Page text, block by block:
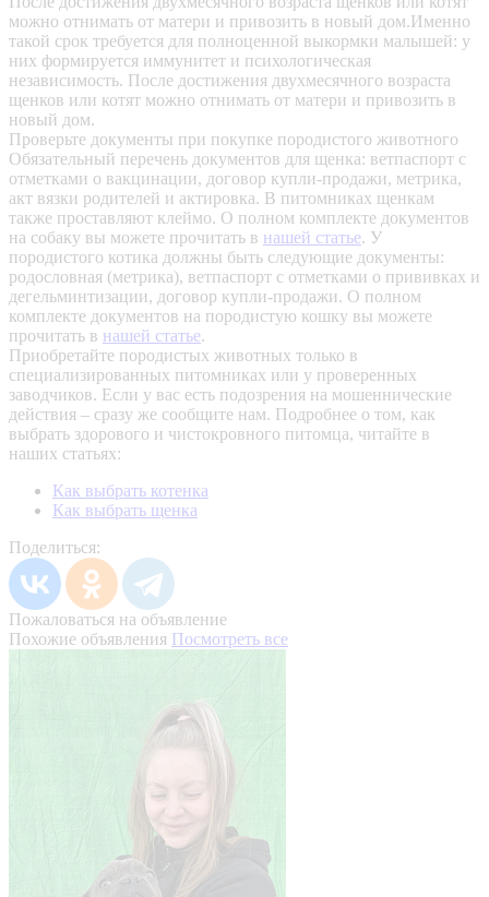
можно отнимать от матери и привозить в новый дом.Именно
такой срок требуется для полноценной выкормки малышей: у
них формируется иммунитет и психологическая
независимость. После достижения двухмесячного возраста
щенков или котят можно отнимать от матери и привозить в
новый дом.
Проверьте документы при покупке породистого животного
Обязательный перечень документов для щенка: ветпаспорт с
отметками о вакцинации, договор купли-продажи, метрика,
акт вязки родителей и актировка. В питомниках щенкам
также проставляют клеймо. О полном комплекте документов
на собаку вы можете прочитать в нашей статье. У
породистого котика должны быть следующие документы:
родословная (метрика), ветпаспорт с отметками о прививках и
дегельминтизации, договор купли-продажи. О полном
комплекте документов на породистую кошку вы можете
прочитать в нашей статье.
Приобретайте породистых животных только в
специализированных питомниках или у проверенных
заводчиков. Если у вас есть подозрения на мошеннические
действия – сразу же сообщите нам. Подробнее о том, как
выбрать здорового и чистокровного питомца, читайте в
наших статьях:
Как выбрать котенка
Как выбрать щенка
Поделиться:
Пожаловаться на объявление
Похожие объявления Посмотреть все